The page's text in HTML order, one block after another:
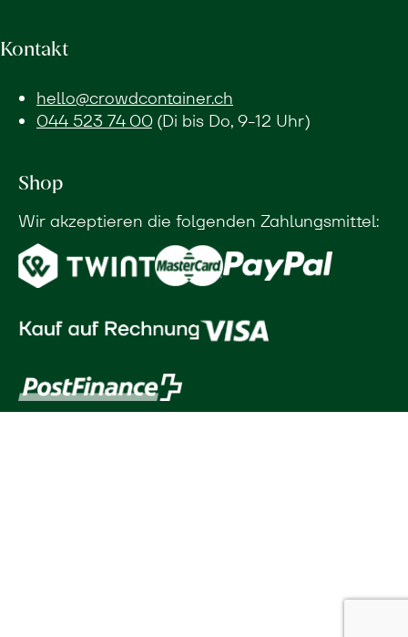
Kontakt
hello@crowdcontainer.ch
044 523 74 00(Di bis Do, 9-12 Uhr)
Shop
Wir akzeptieren die folgenden Zahlungsmittel: